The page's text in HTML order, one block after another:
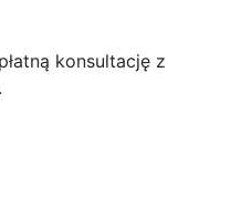
konsultację z